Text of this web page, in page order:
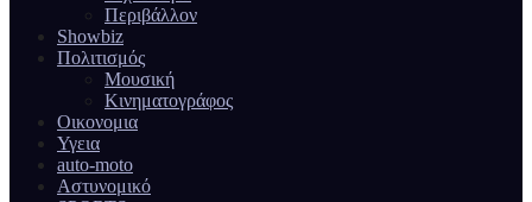
Περιβάλλον
Showbiz
Πολιτισμός
Μουσική
Κινηματογράφος
Οικονομια
Υγεια
auto-moto
Αστυνομικό